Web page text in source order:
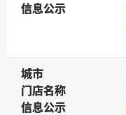
信息公示
信息公示
城市
城市
门店名称
门店名称
信息公示
信息公示